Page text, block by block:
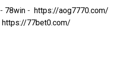
- 78win - https://aog7770.com/
https://77bet0.com/